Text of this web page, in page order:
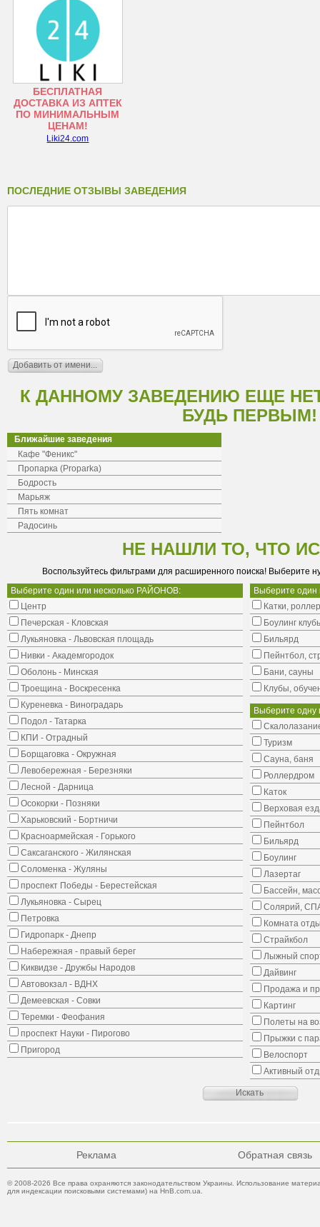
БЕСПЛАТНАЯ
ДОСТАВКА ИЗ АПТЕК
ПО МИНИМАЛЬНЫМ
ЦЕНАМ!
Liki24.com
ПОСЛЕДНИЕ ОТЗЫВЫ ЗАВЕДЕНИЯ
К ДАННОМУ ЗАВЕДЕНИЮ ЕЩЕ
БУДЬ ПЕРВЫМ!
Ближайшие заведения
Кафе "Феникс"
Пропарка (Proparka)
Бодрость
Марьяж
Пять комнат
Радосинь
НЕ НАШЛИ ТО, ЧТО
Воспользуйтесь фильтрами для расширенного поиска! Выберите
Выберите один или несколько РАЙОНОВ:
Центр
Печерская - Кловская
Лукьяновка - Львовская площадь
Нивки - Академгородок
Оболонь - Минская
Троещина - Воскресенка
Куреневка - Виноградарь
Подол - Татарка
КПИ - Отрадный
Борщаговка - Окружная
Левобережная - Березняки
Лесной - Дарница
Осокорки - Позняки
Харьковский - Бортничи
Красноармейская - Горького
Саксаганского - Жилянская
Соломенка - Жуляны
проспект Победы - Берестейская
Лукьяновка - Сырец
Петровка
Гидропарк - Днепр
Набережная - правый берег
Киквидзе - Дружбы Народов
Автовокзал - ВДНХ
Демеевская - Совки
Теремки - Феофания
проспект Науки - Пирогово
Пригород
Выберите
Катки,
Боулинг
Бильярд
Пейнтбол,
Бани, сауны
Клубы,
Выберите одну
Туризм
Сауна, баня
Роллердром
Каток
Верховая
Пейнтбол
Бильярд
Боулинг
Лазертаг
Бассейн,
Солярий,
Комната
Страйкбол
Лыжный
Дайвинг
Продажа и
Картинг
Полеты на
Прыжки с
Велоспорт
Активный
Реклама Обратная связь
© 2008-2026 Все права охраняются законодательством Украины. Использование
для индексации поисковыми системами) на HnB.com.ua.